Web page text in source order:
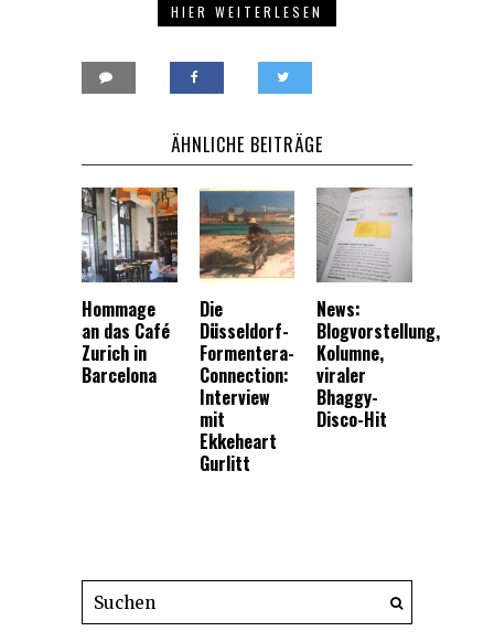
HIER WEITERLESEN
ÄHNLICHE BEITRÄGE
Hommage
an das Café
Zurich in
Barcelona
Die
Düsseldorf-
Formentera-
Connection:
Interview
mit
Ekkeheart
Gurlitt
News:
Blogvorstellung,
Kolumne,
viraler
Bhaggy-
Disco-Hit